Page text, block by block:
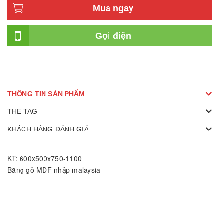
Mua ngay
Gọi điện
THÔNG TIN SẢN PHẨM
THẺ TAG
KHÁCH HÀNG ĐÁNH GIÁ
KT: 600x500x750-1100
Bằng gỗ MDF nhập malaysia